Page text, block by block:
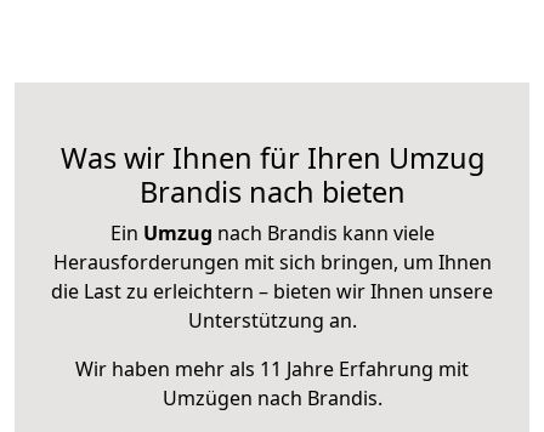
Was wir Ihnen für Ihren Umzug
Brandis nach bieten
Ein Umzug nach Brandis kann viele
Herausforderungen mit sich bringen, um Ihnen
die Last zu erleichtern – bieten wir Ihnen unsere
Unterstützung an.
Wir haben mehr als 11 Jahre Erfahrung mit
Umzügen nach Brandis.